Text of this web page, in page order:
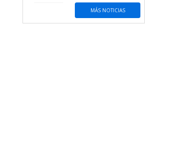
MÁS NOTICIAS